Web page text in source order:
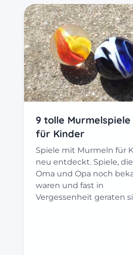
9 tolle Murmelspiele
für Kinder
Spiele mit Murmeln für
neu entdeckt. Spiele,
Oma und Opa noch
waren und fast in
Vergessenheit geraten